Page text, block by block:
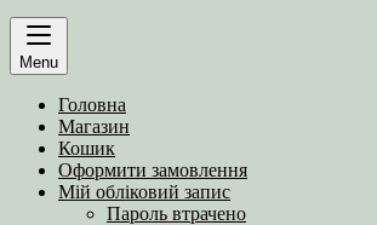
Menu
Головна
Магазин
Кошик
Оформити замовлення
Мій обліковий запис
Пароль втрачено